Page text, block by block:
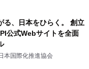
る、日本をひらく。 創立
公式Webサイトを全面
本国際化推進協会